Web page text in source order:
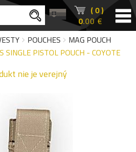
( 0 )
0.00 €
POUCHES
MAG POUCH
SINGLE PISTOL POUCH - COYOTE
nie je verejný